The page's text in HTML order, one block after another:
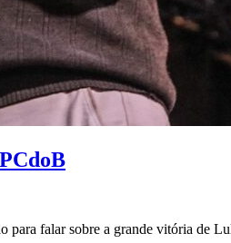
falar sobre a grande vitória de